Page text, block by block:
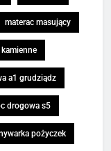
materac masujący
a1 grudziądz
drogowa s5
pożyczek